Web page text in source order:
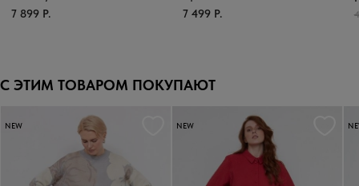
7 899 Р. 7 499 Р.
С ЭТИМ ТОВАРОМ ПОКУПАЮТ
NEW NEW